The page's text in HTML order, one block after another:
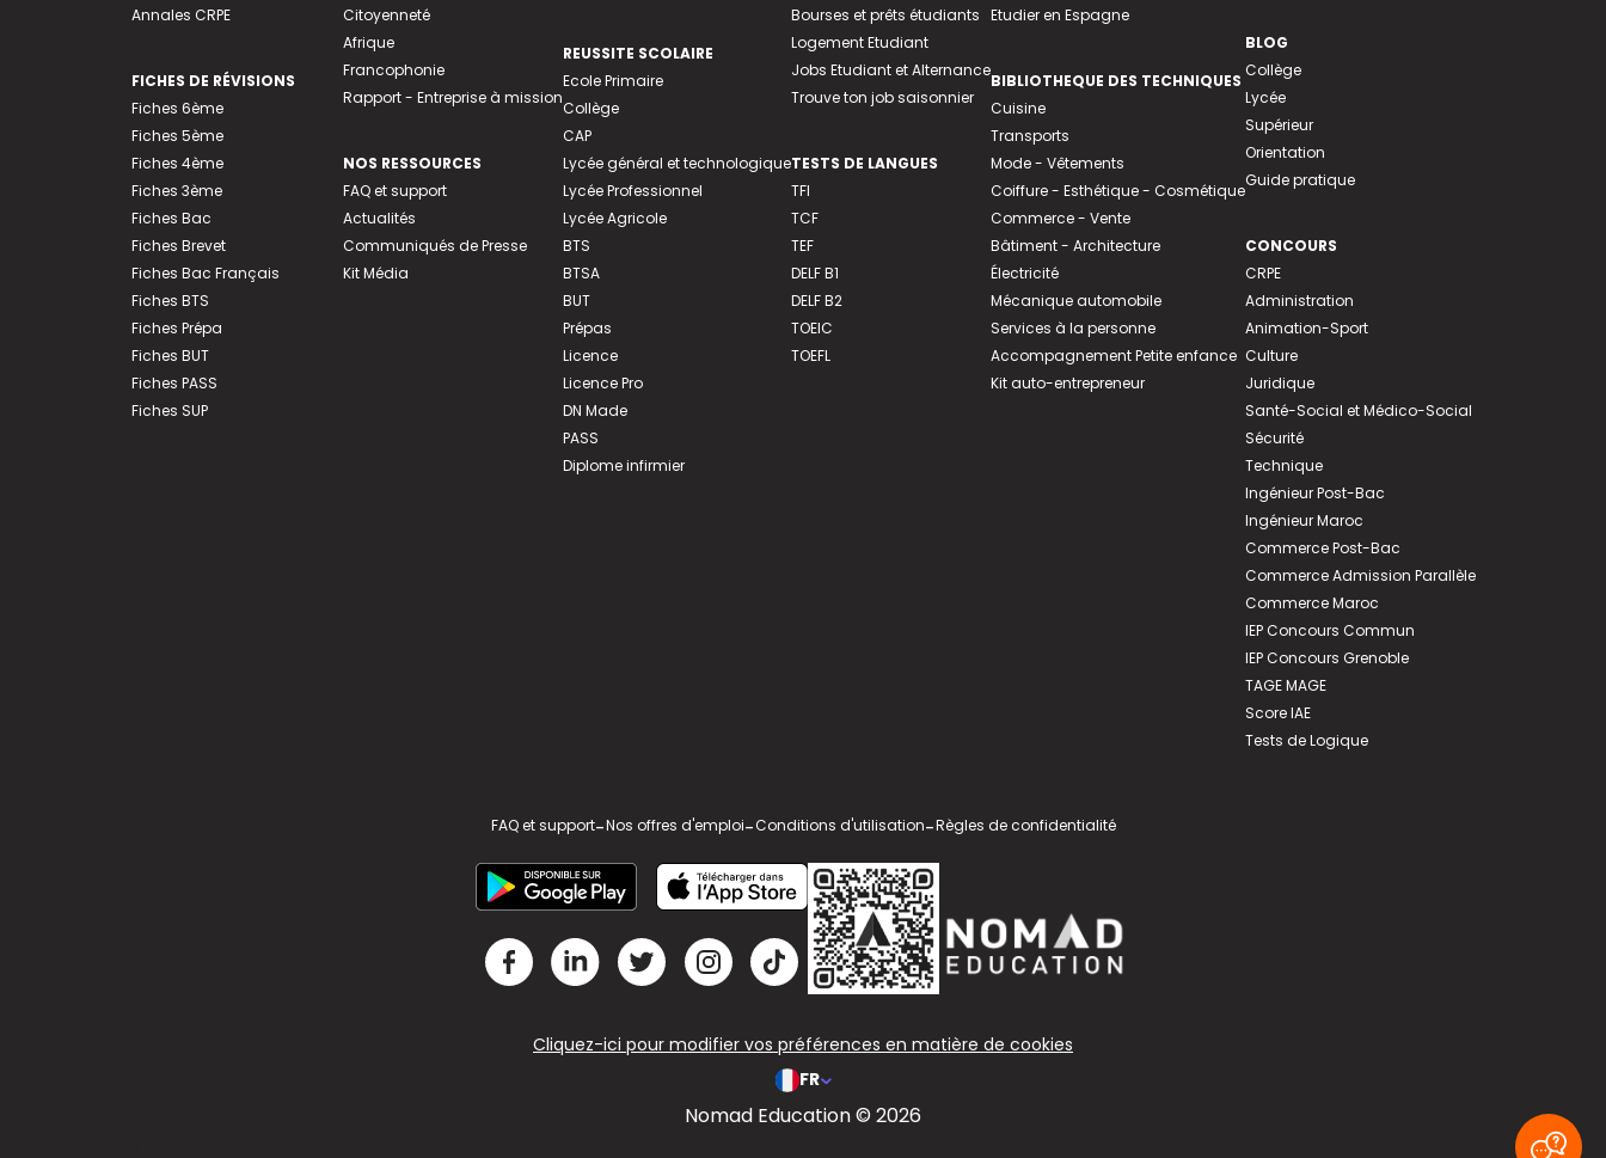
Annales CRPE
FICHES DE RÉVISIONS
Fiches 6ème
Fiches 5ème
Fiches 4ème
Fiches 3ème
Fiches Bac
Fiches Brevet
Fiches Bac Français
Fiches BTS
Fiches Prépa
Fiches BUT
Fiches PASS
Fiches SUP
Citoyenneté
Afrique
Francophonie
Rapport - Entreprise à mission
NOS RESSOURCES
FAQ et support
Actualités
Communiqués de Presse
Kit Média
REUSSITE SCOLAIRE
Ecole Primaire
Collège
CAP
Lycée général et technologique
Lycée Professionnel
Lycée Agricole
BTS
BTSA
BUT
Prépas
Licence
Licence Pro
DN Made
PASS
Diplome infirmier
Bourses et prêts étudiants
Logement Etudiant
Jobs Etudiant et Alternance
Trouve ton job saisonnier
TESTS DE LANGUES
TFI
TCF
TEF
DELF B1
DELF B2
TOEIC
TOEFL
Etudier en Espagne
BIBLIOTHEQUE DES TECHNIQUES
Cuisine
Transports
Mode - Vêtements
Coiffure - Esthétique - Cosmétique
Commerce - Vente
Bâtiment - Architecture
Électricité
Mécanique automobile
Services à la personne
Accompagnement Petite enfance
Kit auto-entrepreneur
BLOG
Collège
Lycée
Supérieur
Orientation
Guide pratique
CONCOURS
CRPE
Administration
Animation-Sport
Culture
Juridique
Santé-Social et Médico-Social
Sécurité
Technique
Ingénieur Post-Bac
Ingénieur Maroc
Commerce Post-Bac
Commerce Admission Parallèle
Commerce Maroc
IEP Concours Commun
IEP Concours Grenoble
TAGE MAGE
Score IAE
Tests de Logique
FAQ et support-Nos offres d'emploi-Conditions d'utilisation-Règles de confidentialité
Cliquez-ici pour modifier vos préférences en matière de cookies
FR
Nomad Education © 2026